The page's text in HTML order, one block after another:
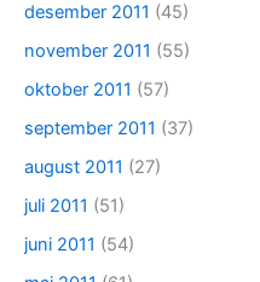
desember 2011 (45)
november 2011 (55)
oktober 2011 (57)
september 2011 (37)
august 2011 (27)
juli 2011 (51)
juni 2011 (54)